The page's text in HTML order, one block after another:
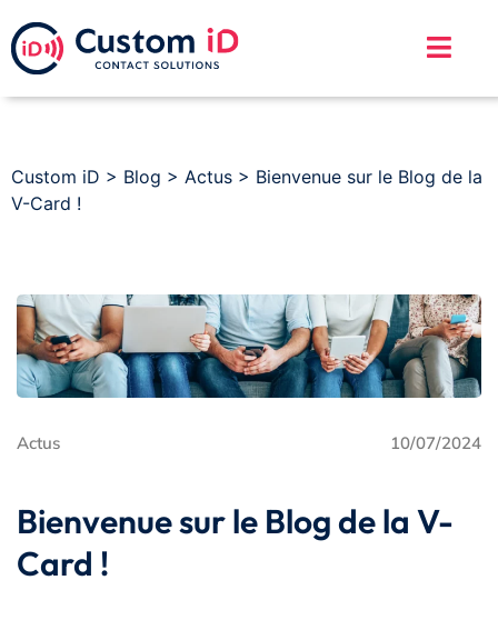
Custom iD > Blog > Actus > Bienvenue sur le Blog de la
V-Card !
Actus 10/07/2024
Bienvenue sur le Blog de la V-
Card !